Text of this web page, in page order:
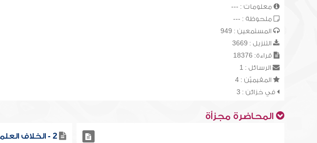
معلومات : ---
ملحوظة : ---
المستمعين : 949
التنزيل : 3669
قراءة: 18376
الرسائل : 1
المقيميّن : 4
في خزائن : 3
المحاضرة مجزأة
2 - الخلاف العلمي